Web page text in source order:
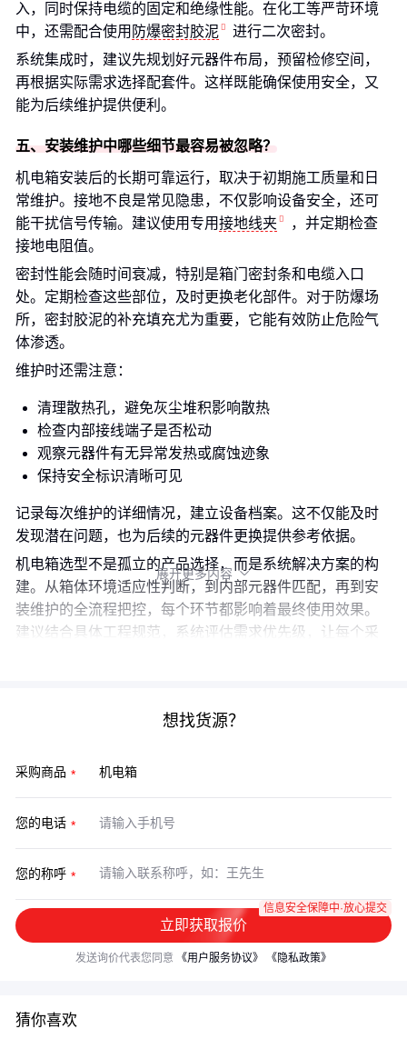
入，同时保持电缆的固定和绝缘性能。在化工等严苛环境
中，还需配合使用 防爆密封胶泥
进行二次密封。
系统集成时，建议先规划好元器件布局，预留检修空间，
再根据实际需求选择配套件。这样既能确保使用安全，又
能为后续维护提供便利。
五、安装维护中哪些细节最容易被忽略？
机电箱安装后的长期可靠运行，取决于初期施工质量和日
常维护。接地不良是常见隐患，不仅影响设备安全，还可
能干扰信号传输。建议使用专用接地线夹
，并定期检查
接地电阻值。
密封性能会随时间衰减，特别是箱门密封条和电缆入口
处。定期检查这些部位，及时更换老化部件。对于防爆场
所，密封胶泥的补充填充尤为重要，它能有效防止危险气
体渗透。
维护时还需注意：
清理散热孔，避免灰尘堆积影响散热
检查内部接线端子是否松动
观察元器件有无异常发热或腐蚀迹象
保持安全标识清晰可见
记录每次维护的详细情况，建立设备档案。这不仅能及时
发现潜在问题，也为后续的元器件更换提供参考依据。
机电箱选型不是孤立的产品选择，而是系统解决方案的构
建。从箱体环境适应性判断，到内部元器件匹配，再到安
装维护的全流程把控，每个环节都影响着最终使用效果。
建议结合具体工程规范，系统评估需求优先级，让每个采
展开更多内容 
想找货源？
采购商品
您的电话
您的称呼
立即获取报价
信息安全保障中·放心提交
发送询价代表您同意 《用户服务协议》 《隐私政策》
猜你喜欢